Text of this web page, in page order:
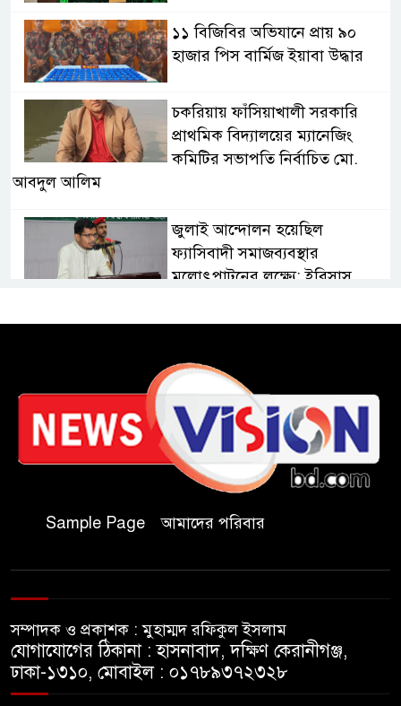
১১ বিজিবির অভিযানে প্রায় ৯০
হাজার পিস বার্মিজ ইয়াবা উদ্ধার
চকরিয়ায় ফাঁসিয়াখালী সরকারি
প্রাথমিক বিদ্যালয়ের ম্যানেজিং
কমিটির সভাপতি নির্বাচিত মো.
আবদুল আলিম
জুলাই আন্দোলন হয়েছিল
ফ্যাসিবাদী সমাজব্যবস্থার
মূলোৎপাটনের লক্ষ্যে; ইবিসাস
পালন করছে তানযীমুল উম্মাহ
আলিম মাদ্রাসা
জুলাই গণঅভ্যুত্থান দিবসে কুবি
ছাত্রদলের পরিচ্ছন্নতা ও বৃক্ষরোপণ
কর্মসূচি
রাষ্ট্রবিরোধী গোপন কর্মকাণ্ডে’র দায়ে
ইসলামপুরে ‘জুলাই গণঅভ্যুত্থান
দিবস উপলক্ষ্যে আলোচনা সভা ও
সংবর্ধনা অনুষ্ঠান অনুষ্ঠিত
Sample Page আমাদের পরিবার
সম্পাদক ও প্রকাশক : মুহাম্মদ রফিকুল ইসলাম
যোগাযোগের ঠিকানা : হাসনাবাদ, দক্ষিণ কেরানীগঞ্জ,
ঢাকা-১৩১০, মোবাইল : ০১৭৮৯৩৭২৩২৮